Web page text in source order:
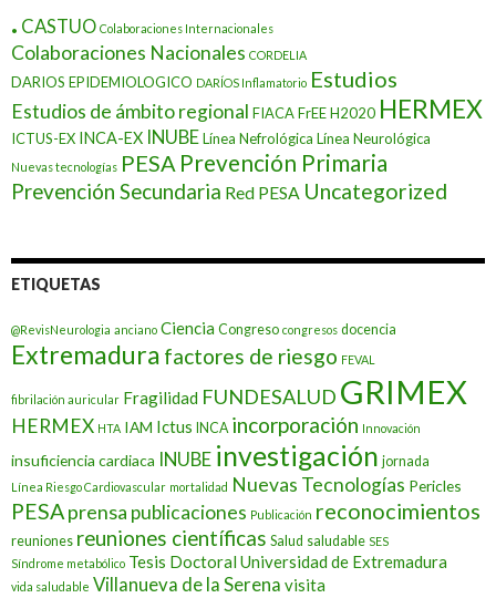
. CASTUO Colaboraciones Internacionales
Colaboraciones Nacionales CORDELIA
DARIOS EPIDEMIOLOGICO DARÍOS Inflamatorio Estudios
Estudios de ámbito regional FIACAFrEEH2020 HERMEX
ICTUS-EX INCA-EX INUBELínea Nefrológica Línea Neurológica
Nuevas tecnologías PESA Prevención Primaria
Prevención Secundaria Red PESA Uncategorized
ETIQUETAS
@RevisNeurologia anciano Ciencia Congreso congresos docencia
Extremadura factores de riesgo FEVAL
fibrilación auricular Fragilidad FUNDESALUD GRIMEX
HERMEX HTA IAM Ictus INCA incorporación Innovación
insuficiencia cardiaca INUBE investigación jornada
Línea Riesgo Cardiovascular mortalidad Nuevas Tecnologías Pericles
PESAprensa publicaciones Publicación reconocimientos
reuniones reuniones científicas Salud saludable SES
Síndrome metabólico Tesis Doctoral Universidad de Extremadura
vida saludable Villanueva de la Serena visita